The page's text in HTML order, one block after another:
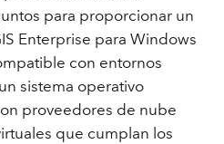
para proporcionar un
Enterprise para Windows
con entornos
sistema operativo
proveedores de nube
que cumplan los